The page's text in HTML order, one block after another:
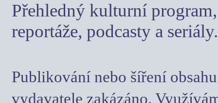
Přehledný kulturní
reportáže, podcasty a seriály.
Publikování nebo šíření
vydavatele zakázáno.